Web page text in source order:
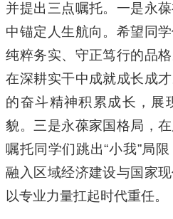
并提出三点嘱托。一是永
中锚定人生航向。希望同
纯粹务实、守正笃行的品
在深耕实干中成就成长成
的奋斗精神积累成长，展
貌。三是永葆家国格局，
嘱托同学们跳出“小我”局
融入区域经济建设与国家
以专业力量扛起时代重任。